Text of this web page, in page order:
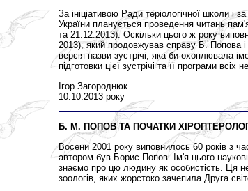
За ініціативою Ради теріологічної школи і
України планується проведення читань
та 21.12.2013). Оскільки цього ж року
2013), який продовжував справу Б. Попова і
версія назви зустрічі, яка би охоплювала
підготовки цієї зустрічі та її програми
Ігор Загороднюк
10.10.2013 року
Б. М. ПОПОВ ТА ПОЧАТКИ
Восени 2001 року виповнилось 60 років з
автором був Борис Попов. Ім'я цього
знаємо про цю людину як особистість. Ця
зоологів, яких жорстоко зачепила Друга